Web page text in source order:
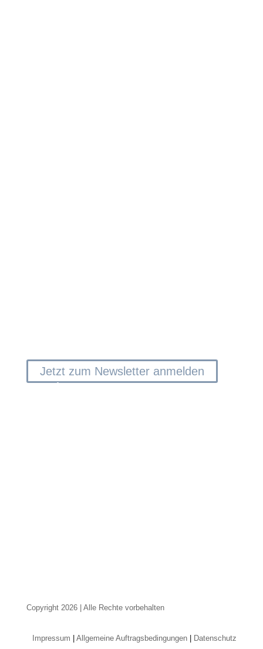
Jetzt zum Newsletter anmelden
Kontakt
Copyright 2026 | Alle Rechte vorbehalten
Impressum |Allgemeine Auftragsbedingungen Datenschutz